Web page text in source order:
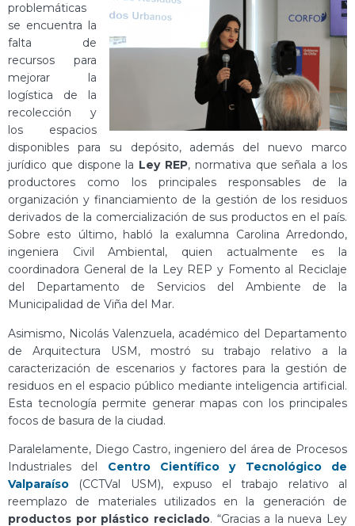
problemáticas
se encuentra la
falta de
recursos para
mejorar la
logística de la
recolección y
los espacios
disponibles para su depósito, además del nuevo marco
jurídico que dispone la Ley REP, normativa que señala a los
productores como los principales responsables de la
organización y financiamiento de la gestión de los residuos
derivados de la comercialización de sus productos en el país.
Sobre esto último, habló la exalumna Carolina Arredondo,
ingeniera Civil Ambiental, quien actualmente es la
coordinadora General de la Ley REP y Fomento al Reciclaje
del Departamento de Servicios del Ambiente de la
Municipalidad de Viña del Mar.
Asimismo, Nicolás Valenzuela, académico del Departamento
de Arquitectura USM, mostró su trabajo relativo a la
caracterización de escenarios y factores para la gestión de
residuos en el espacio público mediante inteligencia artificial.
Esta tecnología permite generar mapas con los principales
focos de basura de la ciudad.
Paralelamente, Diego Castro, ingeniero del área de Procesos
Industriales del Centro Científico y Tecnológico de
Valparaíso (CCTVal USM), expuso el trabajo relativo al
reemplazo de materiales utilizados en la generación de
productos por plástico reciclado. “Gracias a la nueva Ley